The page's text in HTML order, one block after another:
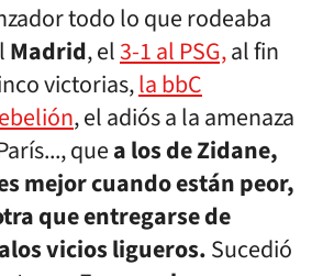
todo lo que rodeaba
Madrid, el3-1 al PSG,al fin
victorias,la bbC
, el adiós a la amenaza
quea los de Zidane,
mejor cuando están peor,
que entregarse de
vicios ligueros.Sucedió